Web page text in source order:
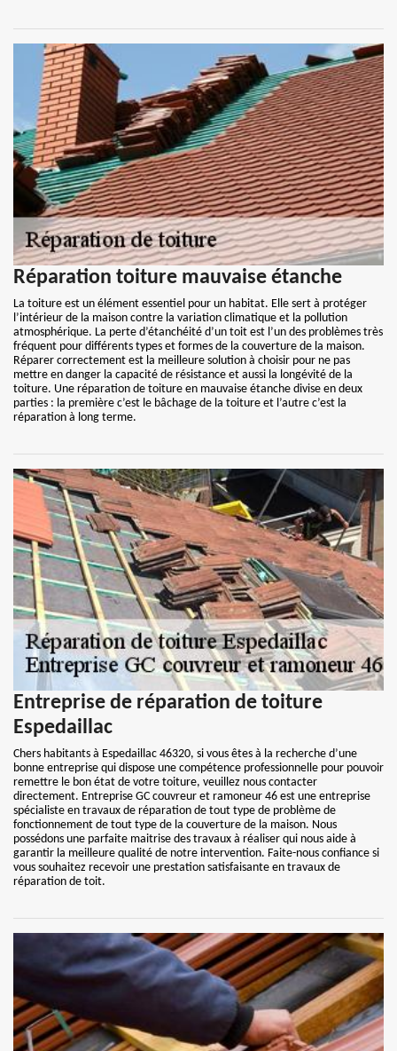
Réparation toiture mauvaise étanche
La toiture est un élément essentiel pour un habitat. Elle sert à protéger
l’intérieur de la maison contre la variation climatique et la pollution
atmosphérique. La perte d’étanchéité d’un toit est l’un des problèmes très
fréquent pour différents types et formes de la couverture de la maison.
Réparer correctement est la meilleure solution à choisir pour ne pas
mettre en danger la capacité de résistance et aussi la longévité de la
toiture. Une réparation de toiture en mauvaise étanche divise en deux
parties : la première c’est le bâchage de la toiture et l’autre c’est la
réparation à long terme.
Entreprise de réparation de toiture
Espedaillac
Chers habitants à Espedaillac 46320, si vous êtes à la recherche d’une
bonne entreprise qui dispose une compétence professionnelle pour pouvoir
remettre le bon état de votre toiture, veuillez nous contacter
directement. Entreprise GC couvreur et ramoneur 46 est une entreprise
spécialiste en travaux de réparation de tout type de problème de
fonctionnement de tout type de la couverture de la maison. Nous
possédons une parfaite maitrise des travaux à réaliser qui nous aide à
garantir la meilleure qualité de notre intervention. Faite-nous confiance si
vous souhaitez recevoir une prestation satisfaisante en travaux de
réparation de toit.